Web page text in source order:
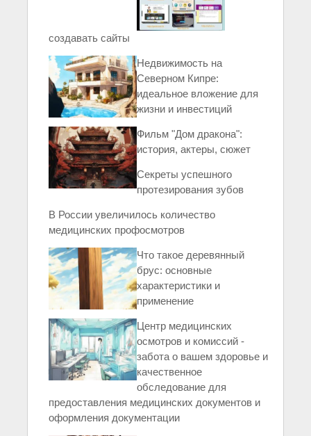
создавать сайты
Недвижимость на
Северном Кипре:
идеальное вложение для
жизни и инвестиций
Фильм "Дом дракона":
история, актеры, сюжет
Секреты успешного
протезирования зубов
В России увеличилось количество
медицинских профосмотров
Что такое деревянный
брус: основные
характеристики и
применение
Центр медицинских
осмотров и комиссий -
забота о вашем здоровье и
качественное
обследование для
предоставления медицинских документов и
оформления документации